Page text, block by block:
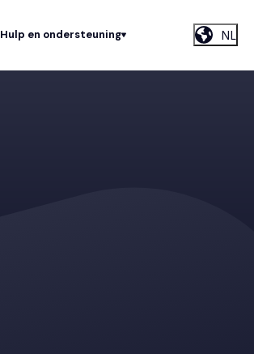
Hulp en ondersteuning NL